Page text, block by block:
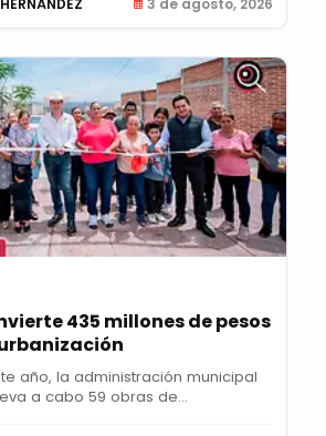
3 de agosto, 2026
435 millones de pesos
año, la administración municipal
a cabo 59 obras de...